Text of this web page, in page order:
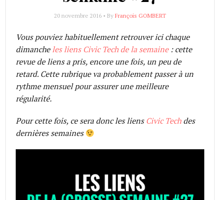
20 novembre 2016 • By François GOMBERT
Vous pouviez habituellement retrouver ici chaque
dimancheles liens Civic Tech de la semaine: cette
revue de liens a pris, encore une fois, un peu de
retard. Cette rubrique va probablement passer à un
rythme mensuel pour assurer une meilleure
régularité.
Pour cette fois, ce sera donc les liens Civic Techdes
dernières semaines